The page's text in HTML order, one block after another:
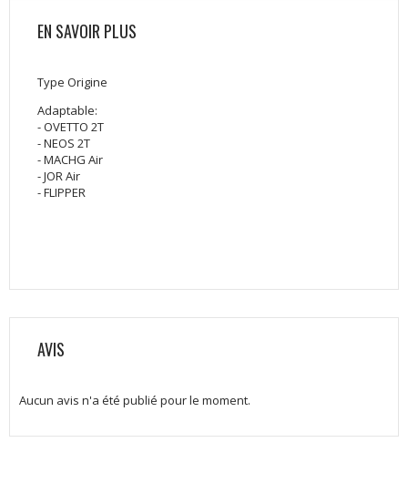
EN SAVOIR PLUS
Type Origine
Adaptable:
- OVETTO 2T
- NEOS 2T
- MACHG Air
- JOR Air
- FLIPPER
AVIS
Aucun avis n'a été publié pour le moment.